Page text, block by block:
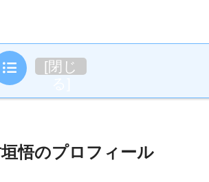
次 [閉じ
悟のプロフィール